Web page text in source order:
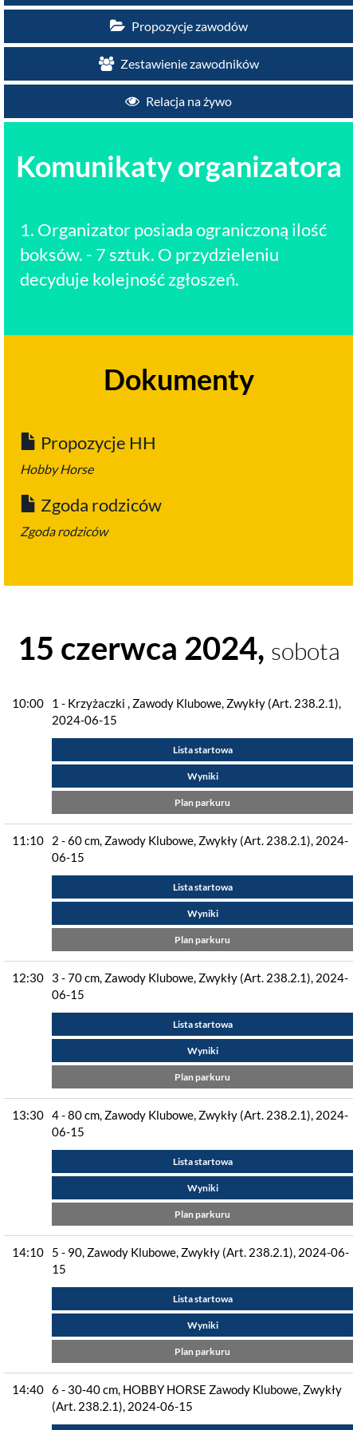
Propozycje zawodów
Zestawienie zawodników
Relacja na żywo
Komunikaty organizatora
1. Organizator posiada ograniczoną ilość
boksów. - 7 sztuk. O przydzieleniu
decyduje kolejność zgłoszeń.
Dokumenty
Propozycje HH
Hobby Horse
Zgoda rodziców
Zgoda rodziców
15 czerwca 2024, sobota
10:00
1 - Krzyżaczki , Zawody Klubowe, Zwykły (Art. 238.2.1),
2024-06-15
Lista startowa
Wyniki
Plan parkuru
11:10
2 - 60 cm, Zawody Klubowe, Zwykły (Art. 238.2.1), 2024-
06-15
Lista startowa
Wyniki
Plan parkuru
12:30
3 - 70 cm, Zawody Klubowe, Zwykły (Art. 238.2.1), 2024-
06-15
Lista startowa
Wyniki
Plan parkuru
13:30 4 - 80 cm, Zawody Klubowe, Zwykły (Art. 238.2.1), 2024-
06-15
Lista startowa
Wyniki
Plan parkuru
14:10
5 - 90, Zawody Klubowe, Zwykły (Art. 238.2.1), 2024-06-
15
Lista startowa
Wyniki
Plan parkuru
14:40 6 - 30-40 cm, HOBBY HORSE Zawody Klubowe, Zwykły
(Art. 238.2.1), 2024-06-15